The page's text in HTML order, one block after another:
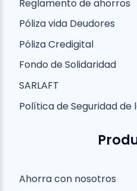
Reglamento de ahorros
Póliza vida Deudores
Póliza Credigital
Fondo de Solidaridad
SARLAFT
Política de Seguridad
Ahorra con nosotros